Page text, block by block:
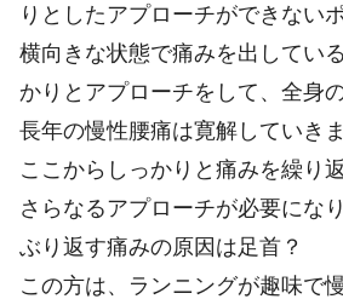
りとしたアプローチができない
横向きな状態で痛みを出してい
かりとアプローチをして、全身
長年の慢性腰痛は寛解していきま
ここからしっかりと痛みを繰り
さらなるアプローチが必要になり
ぶり返す痛みの原因は足首？
この方は、ランニングが趣味で